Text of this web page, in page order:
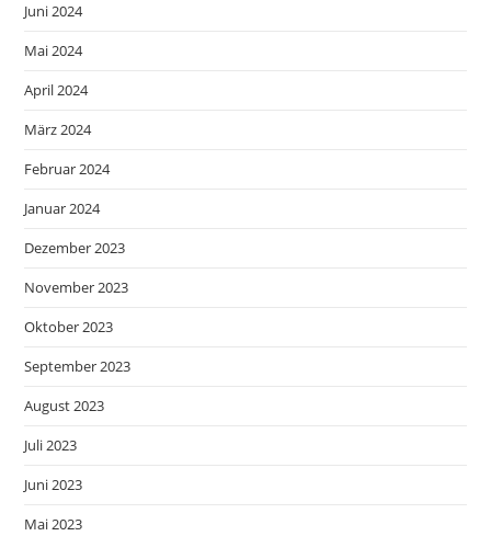
Juni 2024
Mai 2024
April 2024
März 2024
Februar 2024
Januar 2024
Dezember 2023
November 2023
Oktober 2023
September 2023
August 2023
Juli 2023
Juni 2023
Mai 2023